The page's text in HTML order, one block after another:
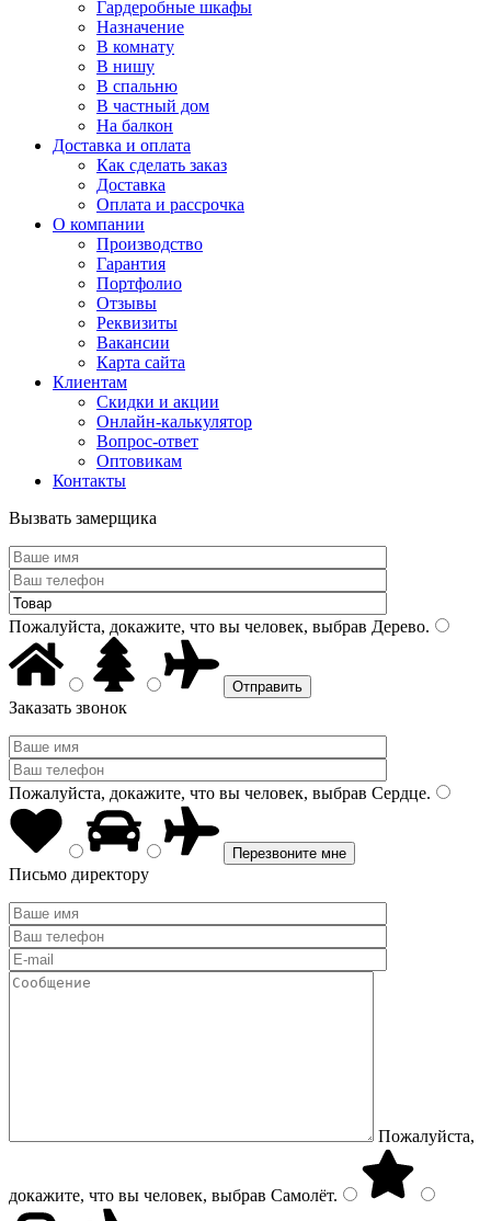
Гардеробные шкафы
Назначение
В комнату
В нишу
В спальню
В частный дом
На балкон
Доставка и оплата
Как сделать заказ
Доставка
Оплата и рассрочка
О компании
Производство
Гарантия
Портфолио
Отзывы
Реквизиты
Вакансии
Карта сайта
Клиентам
Скидки и акции
Онлайн-калькулятор
Вопрос-ответ
Оптовикам
Контакты
Вызвать замерщика
Пожалуйста, докажите, что вы человек, выбрав Дерево.
Заказать звонок
Пожалуйста, докажите, что вы человек, выбрав Сердце.
Письмо директору
Пожалуйста,
докажите, что вы человек, выбрав Самолёт.